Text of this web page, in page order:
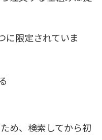
に限定されていま
め、検索してから初